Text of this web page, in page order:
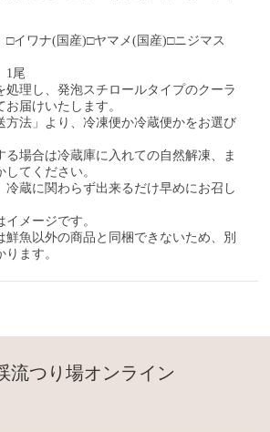
□イワナ(国産)□ヤマメ(国産)□ニジマス
処理し、発泡スチロールタイプのクーラ
お届けいたします。
方法」より、冷凍便か冷蔵便かをお選び
冷蔵庫に入れての自然解凍、ま
てください。
関わらず出来るだけ早めにお召し
ジです。
鮮魚以外の商品と同梱できないため、別
ます。
流つり場オンライン